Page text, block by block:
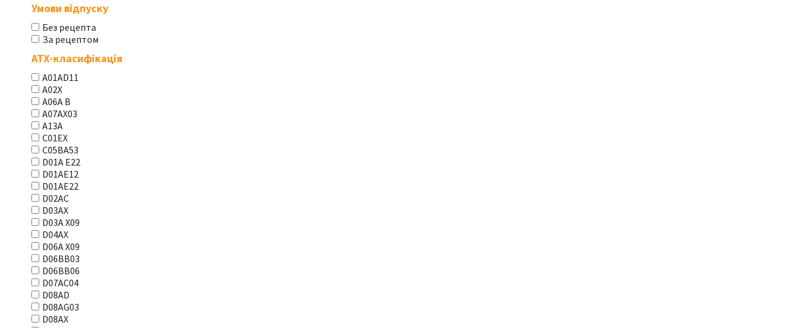
Умови відпуску
Без рецепта
За рецептом
АТХ-класифікація
A01AD11
A02X
A06A В
A07AX03
A13A
C01EX
C05BA53
D01A E22
D01AE12
D01AE22
D02AC
D03AX
D03A X09
D04AX
D06A X09
D06BB03
D06BB06
D07AC04
D08AD
D08AG03
D08AX